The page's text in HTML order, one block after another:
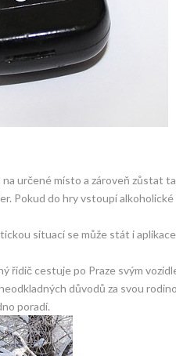
určené místo a zároveň zůstat
Pokud do hry vstoupí
situací se může stát i
řidič cestuje po Praze svým
důvodů za svou
poradí.